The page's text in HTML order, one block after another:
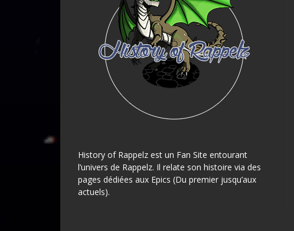
History of Rappelz est un Fan Site entourant
l’univers de Rappelz. Il relate son histoire via des
pages dédiées aux Epics (Du premier jusqu’aux
actuels).